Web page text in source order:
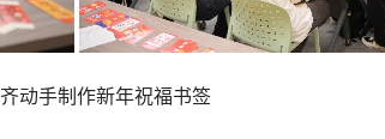
动手制作新年祝福书签